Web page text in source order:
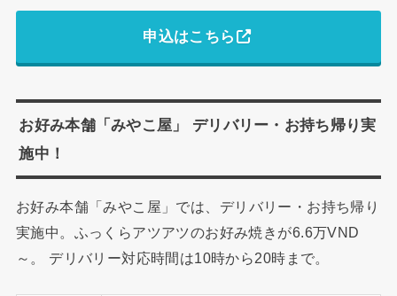
申込はこちら
お好み本舗「みやこ屋」 デリバリー・お持ち帰り実
施中！
お好み本舗「みやこ屋」では
デリバリー・お持ち帰り
実施中。ふっくらアツアツのお好み焼きが6.6万VND
～。 デリバリー対応時間は10時から20時まで。